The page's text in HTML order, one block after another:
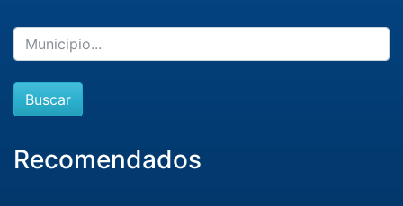
Buscar
Recomendados